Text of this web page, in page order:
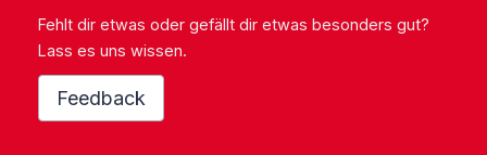
Fehlt dir etwas oder gefällt dir etwas besonders gut?
Lass es uns wissen.
Feedback